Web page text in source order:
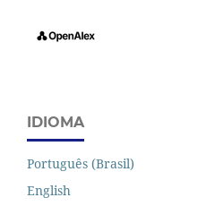
IDIOMA
Português (Brasil)
English